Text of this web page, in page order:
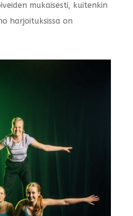
mukaisesti, kuitenkin
harjoituksissa on